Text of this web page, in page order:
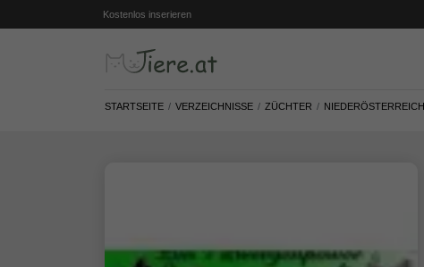
Kostenlos inserieren
STARTSEITE VERZEICHNISSE ZÜCHTER NIEDERÖSTERREICH